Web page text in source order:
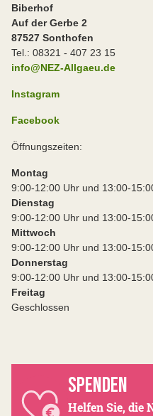
Biberhof
Auf der Gerbe 2
87527 Sonthofen
Tel.: 08321 - 407 23 15
info@NEZ-Allgaeu.de
Instagram
Facebook
Öffnungszeiten:
Montag
9:00-12:00 Uhr und 13:00-
Dienstag
9:00-12:00 Uhr und 13:00-
Mittwoch
9:00-12:00 Uhr und 13:00-
Donnerstag
9:00-12:00 Uhr und 13:00-
Freitag
Geschlossen
SPENDEN
Helfen Sie, die